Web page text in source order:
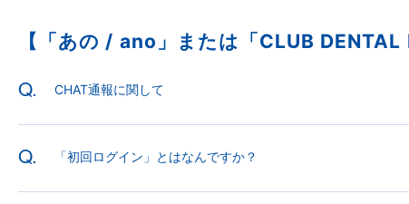
【「あの / ano」または「CLUB
Q. CHAT通報に関して
Q. 「初回ログイン」とはなんですか？